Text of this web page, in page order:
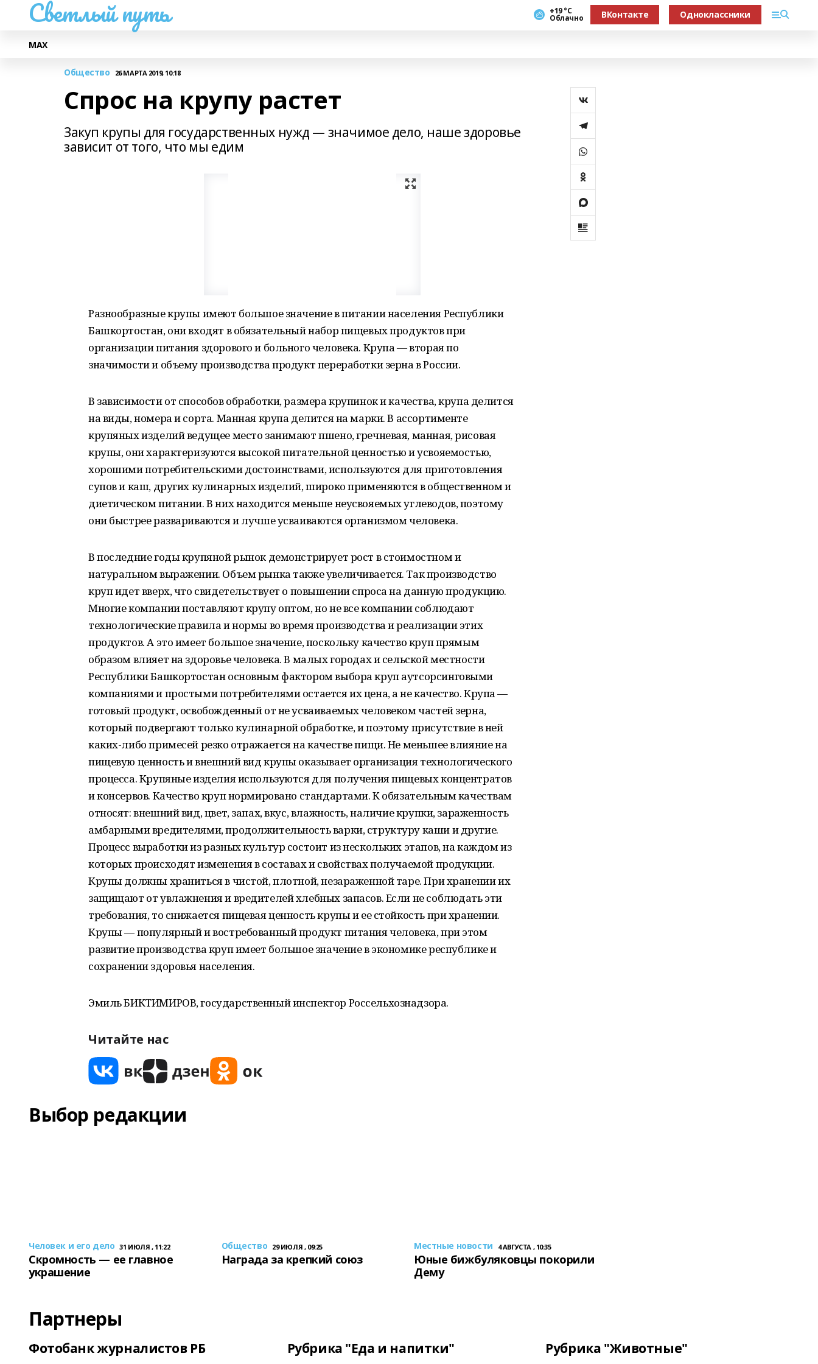
Светлый путь +19 °С
Облачно ВКонтакте Одноклассники
МАХ
Общество 26 МАРТА 2019, 10:18
Спрос на крупу растет
Закуп крупы для государственных нужд — значимое дело, наше здоровье
зависит от того, что мы едим
Разнообразные крупы имеют большое значение в питании населения Республики
Башкортостан, они входят в обязательный набор пищевых продуктов при
организации питания здорового и больного человека. Крупа — вторая по
значимости и объему производства продукт переработки зерна в России.
В зависимости от способов обработки, размера крупинок и качества, крупа делится
на виды, номера и сорта. Манная крупа делится на марки. В ассортименте
крупяных изделий ведущее место занимают пшено, гречневая, манная, рисовая
крупы, они характеризуются высокой питательной ценностью и усвояемостью,
хорошими потребительскими достоинствами, используются для приготовления
супов и каш, других кулинарных изделий, широко применяются в общественном и
диетическом питании. В них находится меньше неусвояемых углеводов, поэтому
они быстрее развариваются и лучше усваиваются организмом человека.
В последние годы крупяной рынок демонстрирует рост в стоимостном и
натуральном выражении. Объем рынка также увеличивается. Так производство
круп идет вверх, что свидетельствует о повышении спроса на данную продукцию.
Многие компании поставляют крупу оптом, но не все компании соблюдают
технологические правила и нормы во время производства и реализации этих
продуктов. А это имеет большое значение, поскольку качество круп прямым
образом влияет на здоровье человека. В малых городах и сельской местности
Республики Башкортостан основным фактором выбора круп аутсорсинговыми
компаниями и простыми потребителями остается их цена, а не качество. Крупа —
готовый продукт, освобожденный от не усваиваемых человеком частей зерна,
который подвергают только кулинарной обработке, и поэтому присутствие в ней
каких-либо примесей резко отражается на качестве пищи. Не меньшее влияние на
пищевую ценность и внешний вид крупы оказывает организация технологического
процесса. Крупяные изделия используются для получения пищевых концентратов
и консервов. Качество круп нормировано стандартами. К обязательным качествам
относят: внешний вид, цвет, запах, вкус, влажность, наличие крупки, зараженность
амбарными вредителями, продолжительность варки, структуру каши и другие.
Процесс выработки из разных культур состоит из нескольких этапов, на каждом из
которых происходят изменения в составах и свойствах получаемой продукции.
Крупы должны храниться в чистой, плотной, незараженной таре. При хранении их
защищают от увлажнения и вредителей хлебных запасов. Если не соблюдать эти
требования, то снижается пищевая ценность крупы и ее стойкость при хранении.
Крупы — популярный и востребованный продукт питания человека, при этом
развитие производства круп имеет большое значение в экономике республике и
сохранении здоровья населения.
Эмиль БИКТИМИРОВ, государственный инспектор Россельхознадзора.
Читайте нас
Выбор редакции
Человек и его дело 31 ИЮЛЯ , 11:22
Скромность — ее главное
украшение
Общество 29 ИЮЛЯ , 09:25
Награда за крепкий союз
Местные новости 4 АВГУСТА , 10:35
Юные бижбуляковцы покорили
Дему
Партнеры
Фотобанк журналистов РБ Рубрика "Еда и напитки" Рубрика "Животные"